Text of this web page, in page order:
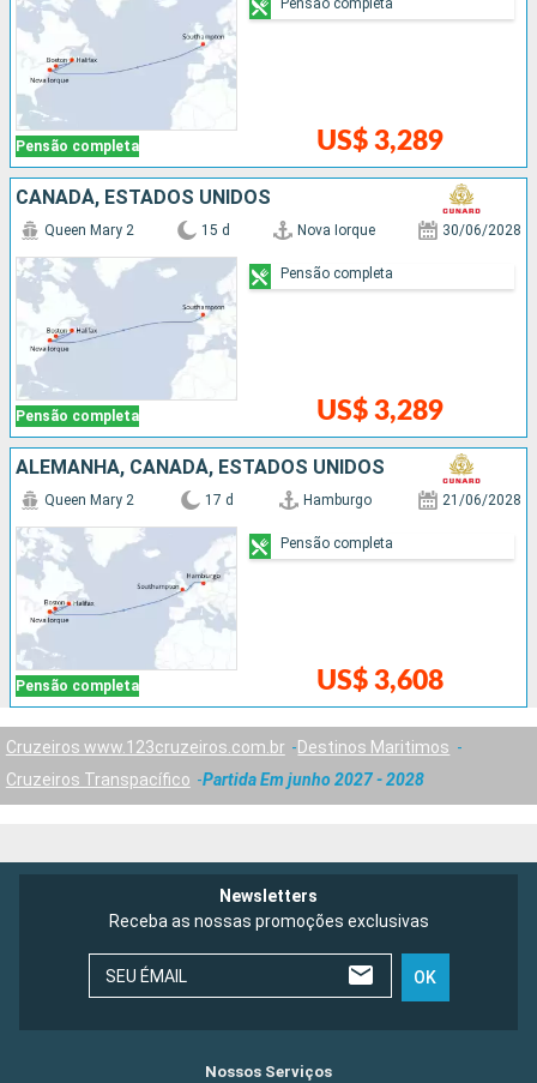
Pensão completa US$ 3,289
Pensão completa
CANADÁ, ESTADOS UNIDOS
Pensão completa
Queen Mary 2 15 d Nova Iorque 30/06/2028
US$ 3,289
Pensão completa
ALEMANHA, CANADÁ, ESTADOS UNIDOS
Pensão completa
Queen Mary 2 17 d Hamburgo 21/06/2028
US$ 3,608
Pensão completa
Cruzeiros www.123cruzeiros.com.br
Destinos Maritimos
Cruzeiros Transpacífico
Partida Em junho 2027 - 2028
Newsletters
Receba as nossas promoções exclusivas
SEU ÉMAIL OK
Nossos Serviços